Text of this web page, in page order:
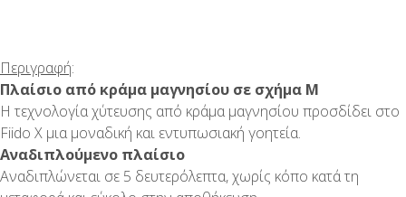
Περιγραφή:
Πλαίσιο από κράμα μαγνησίου σε σχήμα Μ
Η τεχνολογία χύτευσης από κράμα μαγνησίου προσδίδει στο
Fiido X μια μοναδική και εντυπωσιακή γοητεία.
Αναδιπλούμενο πλαίσιο
Αναδιπλώνεται σε 5 δευτερόλεπτα, χωρίς κόπο κατά τη